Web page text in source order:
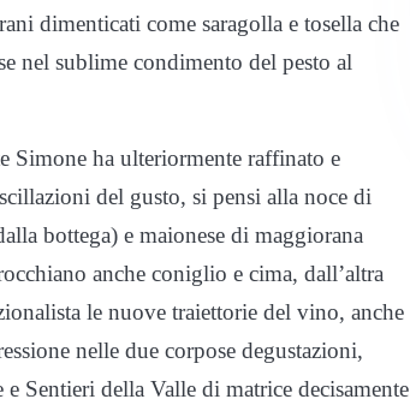
dimenticati come saragolla e tosella che
nel sublime condimento del pesto al
Simone ha ulteriormente raffinato e
del gusto, si pensi alla noce di
bottega) e maionese di maggiorana
anche coniglio e cima, dall’altra
le nuove traiettorie del vino, anche
nelle due corpose degustazioni,
Sentieri della Valle di matrice decisamente